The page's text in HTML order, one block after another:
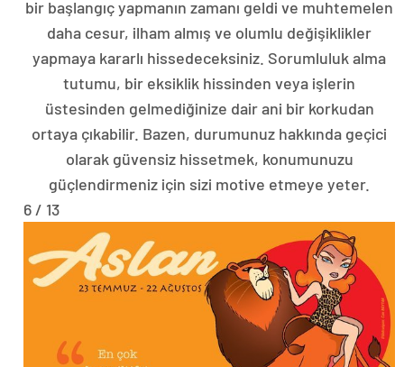
bir başlangıç ​​yapmanın zamanı geldi ve muhtemelen
daha cesur, ilham almış ve olumlu değişiklikler
yapmaya kararlı hissedeceksiniz. Sorumluluk alma
tutumu, bir eksiklik hissinden veya işlerin
üstesinden gelmediğinize dair ani bir korkudan
ortaya çıkabilir. Bazen, durumunuz hakkında geçici
olarak güvensiz hissetmek, konumunuzu
güçlendirmeniz için sizi motive etmeye yeter.
6 / 13